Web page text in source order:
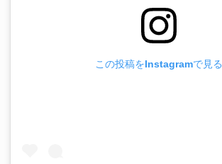
この投稿をInstagramで見る